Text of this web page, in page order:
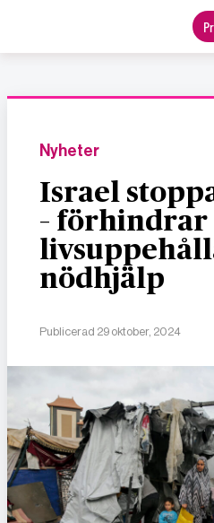
Nyheter
Israel
– förhindrar
nödhjälp
Publicerad 29 oktober, 2024